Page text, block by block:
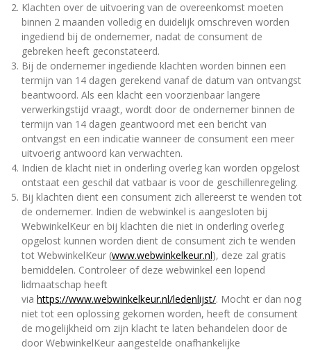
Klachten over de uitvoering van de overeenkomst moeten
binnen 2 maanden volledig en duidelijk omschreven worden
ingediend bij de ondernemer, nadat de consument de
gebreken heeft geconstateerd.
Bij de ondernemer ingediende klachten worden binnen een
termijn van 14 dagen gerekend vanaf de datum van ontvangst
beantwoord. Als een klacht een voorzienbaar langere
verwerkingstijd vraagt, wordt door de ondernemer binnen de
termijn van 14 dagen geantwoord met een bericht van
ontvangst en een indicatie wanneer de consument een meer
uitvoerig antwoord kan verwachten.
Indien de klacht niet in onderling overleg kan worden opgelost
ontstaat een geschil dat vatbaar is voor de geschillenregeling.
Bij klachten dient een consument zich allereerst te wenden tot
de ondernemer. Indien de webwinkel is aangesloten bij
WebwinkelKeur en bij klachten die niet in onderling overleg
opgelost kunnen worden dient de consument zich te wenden
tot WebwinkelKeur (www.webwinkelkeur.nl), deze zal gratis
bemiddelen. Controleer of deze webwinkel een lopend
lidmaatschap heeft
via https://www.webwinkelkeur.nl/ledenlijst/. Mocht er dan nog
niet tot een oplossing gekomen worden, heeft de consument
de mogelijkheid om zijn klacht te laten behandelen door de
door WebwinkelKeur aangestelde onafhankelijke